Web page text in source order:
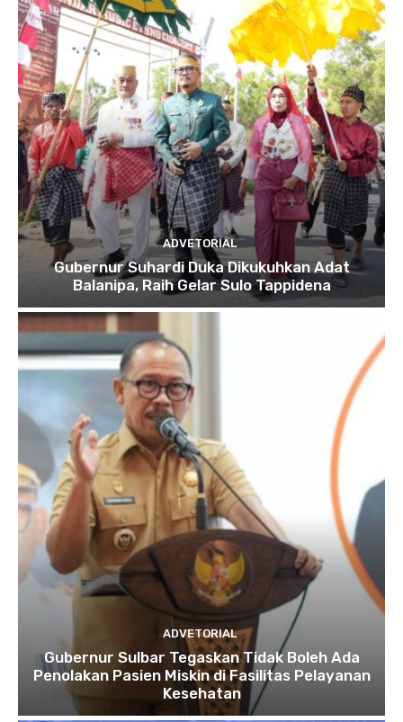
ADVETORIAL
Gubernur Suhardi Duka Dikukuhkan Adat
Balanipa, Raih Gelar Sulo Tappidena
ADVETORIAL
Gubernur Sulbar Tegaskan Tidak Boleh Ada
Penolakan Pasien Miskin di Fasilitas Pelayanan
Kesehatan